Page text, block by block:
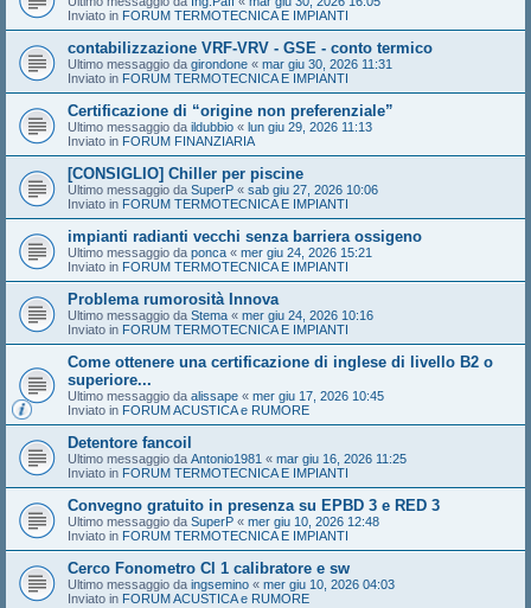
Inviato in FORUM TERMOTECNICA E IMPIANTI
contabilizzazione VRF-VRV - GSE - conto termico
Ultimo messaggio da girondone « mar giu 30, 2026 11:31
Inviato in FORUM TERMOTECNICA E IMPIANTI
Certificazione di “origine non preferenziale”
Ultimo messaggio da ildubbio « lun giu 29, 2026 11:13
Inviato in FORUM FINANZIARIA
[CONSIGLIO] Chiller per piscine
Ultimo messaggio da SuperP « sab giu 27, 2026 10:06
Inviato in FORUM TERMOTECNICA E IMPIANTI
impianti radianti vecchi senza barriera ossigeno
Ultimo messaggio da ponca « mer giu 24, 2026 15:21
Inviato in FORUM TERMOTECNICA E IMPIANTI
Problema rumorosità Innova
Ultimo messaggio da Stema « mer giu 24, 2026 10:16
Inviato in FORUM TERMOTECNICA E IMPIANTI
Come ottenere una certificazione di inglese di livello B2 o
superiore...
Ultimo messaggio da alissape « mer giu 17, 2026 10:45
Inviato in FORUM ACUSTICA e RUMORE
Detentore fancoil
Ultimo messaggio da Antonio1981 « mar giu 16, 2026 11:25
Inviato in FORUM TERMOTECNICA E IMPIANTI
Convegno gratuito in presenza su EPBD 3 e RED 3
Ultimo messaggio da SuperP « mer giu 10, 2026 12:48
Inviato in FORUM TERMOTECNICA E IMPIANTI
Cerco Fonometro Cl 1 calibratore e sw
Ultimo messaggio da ingsemino « mer giu 10, 2026 04:03
Inviato in FORUM ACUSTICA e RUMORE